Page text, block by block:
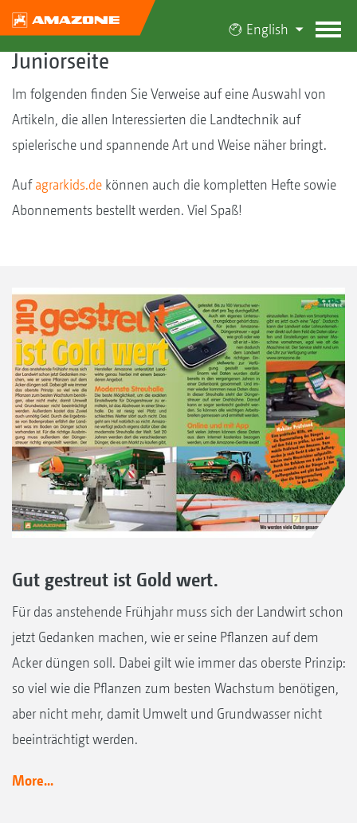
English
Juniorseite
Im folgenden finden Sie Verweise auf eine Auswahl von
Artikeln, die allen Interessierten die Landtechnik auf
spielerische und spannende Art und Weise näher bringt.
Aufagrarkids.de können auch die kompletten Hefte sowie
Abonnements bestellt werden. Viel Spaß!
Gut gestreut ist Gold wert.
Für das anstehende Frühjahr muss sich der Landwirt schon
jetzt Gedanken machen, wie er seine Pflanzen auf dem
Acker düngen soll. Dabei gilt wie immer das oberste Prinzip:
so viel wie die Pflanzen zum besten Wachstum benötigen,
aber nicht mehr, damit Umwelt und Grundwasser nicht
beeinträchtigt werden.
More...